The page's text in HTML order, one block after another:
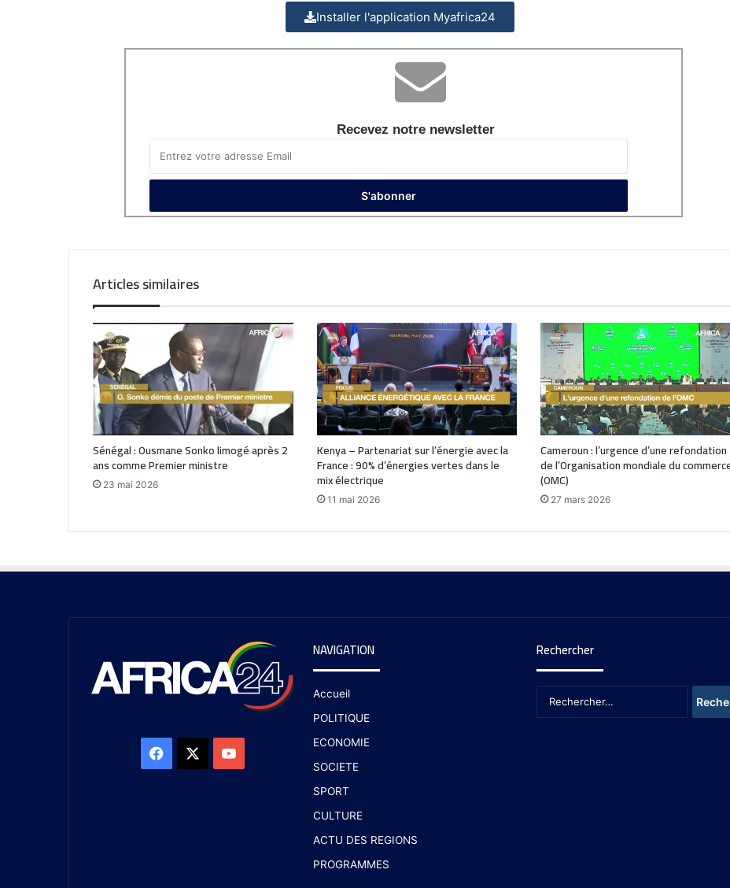
Installer l'application Myafrica24
Recevez notre newsletter
Articles similaires
Sénégal : Ousmane Sonko limogé après 2
ans comme Premier ministre
23 mai 2026
Kenya – Partenariat sur l’énergie avec la
France : 90% d’énergies vertes dans le
mix électrique
11 mai 2026
Cameroun : l’urgence d’une refondation
de l’Organisation mondiale du
(OMC)
27 mars 2026
NAVIGATION
Accueil
POLITIQUE
ECONOMIE
SOCIETE
SPORT
CULTURE
ACTU DES REGIONS
PROGRAMMES
Rechercher